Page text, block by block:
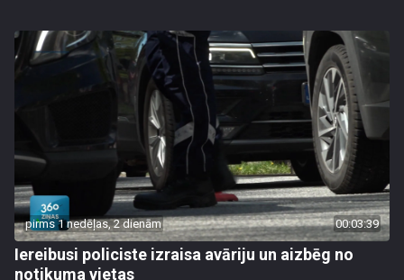
pirms 1 nedēļas, 2 dienām 00:03:39
Iereibusi policiste izraisa avāriju un aizbēg no
notikuma vietas